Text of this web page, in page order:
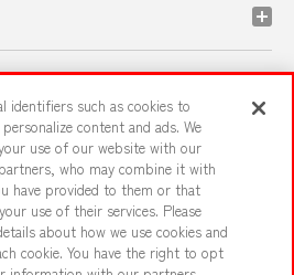
ン
ナビリティ サイトポリシー
identifiers such as cookies to
content and ads. We
use of our website with our
who may combine it with
have provided to them or that
use of their services. Please
about how we use cookies and
cookie. You have the right to opt